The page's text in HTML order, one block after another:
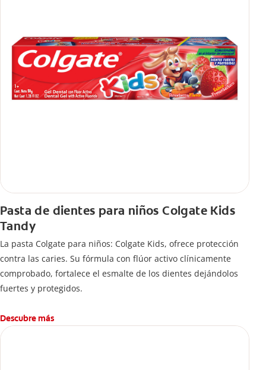
Pasta de dientes para niños Colgate Kids
Tandy
La pasta Colgate para niños: Colgate Kids, ofrece protección
contra las caries. Su fórmula con flúor activo clínicamente
comprobado, fortalece el esmalte de los dientes dejándolos
fuertes y protegidos.
Descubre más